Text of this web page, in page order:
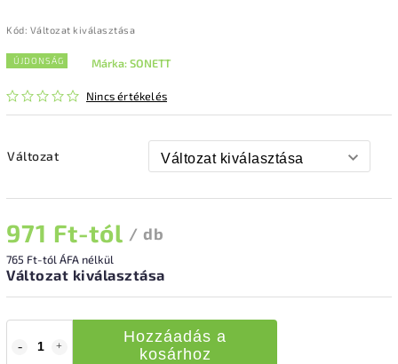
Kód: Változat kiválasztása
ÚJDONSÁG
Nincs értékelés
Márka:SONETT
Változat
971 Ft-tól / db
765 Ft-tól ÁFA nélkül
Változat kiválasztása
Hozzáadás a
kosárhoz